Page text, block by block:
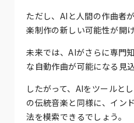
ただし、AIと人間の作曲者
楽制作の新しい可能性が開け
未来では、AIがさらに専門
な自動作曲が可能になる見込
したがって、AIをツールと
の伝統音楽と同様に、イン
法を模索できるでしょう。